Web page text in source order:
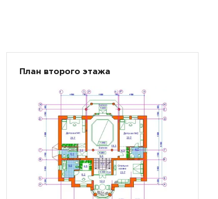
План второго этажа